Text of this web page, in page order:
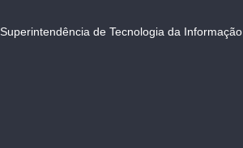
Superintendência de Tecnologia da Informação